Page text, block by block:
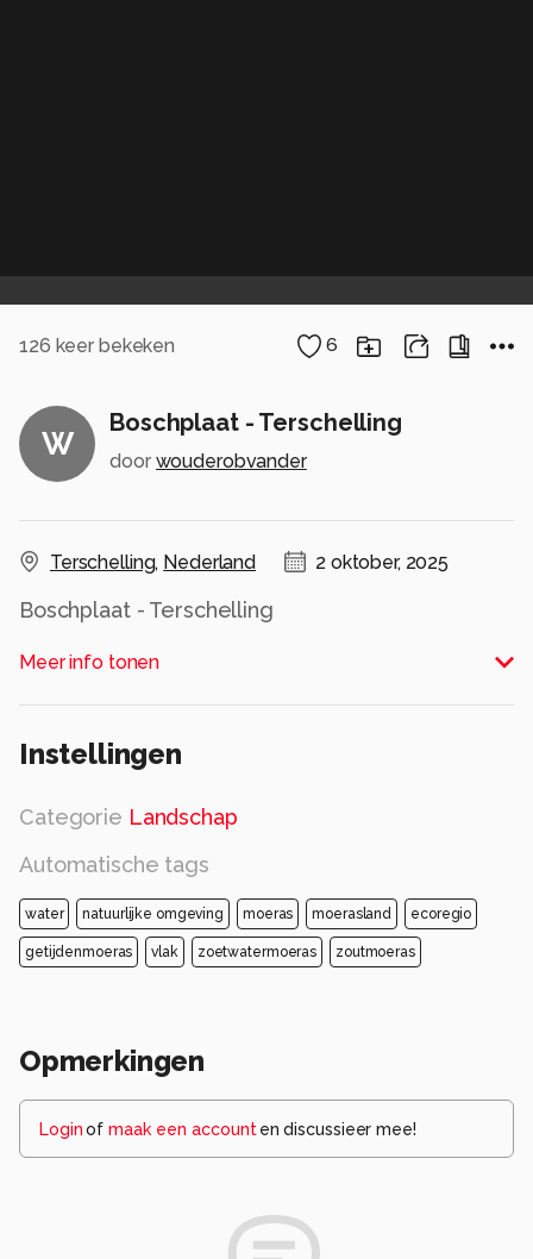
126 keer bekeken 6
W
Boschplaat - Terschelling
door wouderobvander
Terschelling, Nederland 2 oktober, 2025
Boschplaat - Terschelling
Meer info tonen
Instellingen
Categorie Landschap
Automatische tags
water natuurlijke omgeving moeras moerasland ecoregio
getijdenmoeras vlak zoetwatermoeras zoutmoeras
Opmerkingen
Loginof maak een account en discussieer mee!